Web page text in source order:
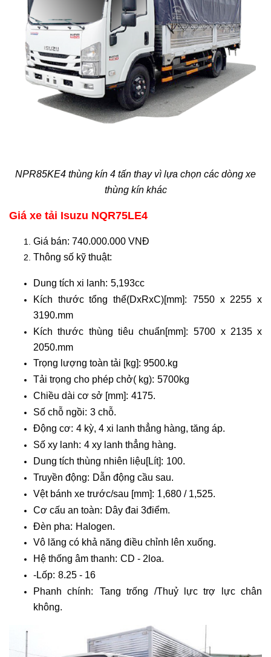
NPR85KE4 thùng kín 4 tấn thay vì lựa chọn các dòng xe
thùng kín khác
Giá xe tải Isuzu NQR75LE4
Giá bán: 740.000.000 VNĐ
Thông số kỹ thuật:
Dung tích xi lanh: 5,193cc
Kích thước tổng thể(DxRxC)[mm]:
7550 x 2255 x
3190.mm
Kích thước thùng tiêu chuẩn[mm]:
5700 x 2135 x
2050.mm
Trọng lượng toàn tải [kg]: 9500.kg
Tải trọng cho phép chở( kg): 5700kg
Chiều dài cơ sở [mm]: 4175.
Số chỗ ngồi: 3 chỗ.
Động cơ: 4 kỳ, 4 xi lanh thẳng hàng, tăng áp.
Số xy lanh: 4 xy lanh thẳng hàng.
Dung tích thùng nhiên liệu[Lít]: 100.
Truyền động: Dẫn động cầu sau.
Vệt bánh xe trước/sau [mm]: 1 ,680 / 1,525.
Cơ cấu an toàn: Dây đai 3điểm.
Đèn pha: Halogen.
Vô lăng có khả năng điều chỉnh lên xuống.
Hệ thống âm thanh: CD - 2loa.
-Lốp: 8.25 - 16
Phanh chính:
Tang trống /Thuỷ lực trợ lực chân
không.